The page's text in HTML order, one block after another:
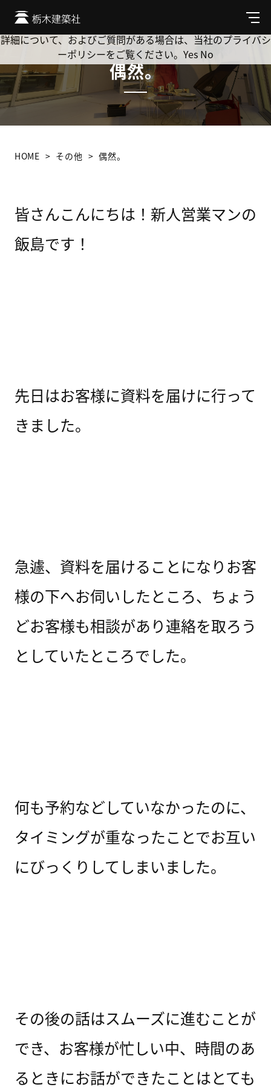
メ
ニ
ュ
偶然。
HOME その他 偶然。
皆さんこんにちは！新人営業マンの
飯島です！
先日はお客様に資料を届けに行って
きました。
急遽、資料を届けることになりお客
様の下へお伺いしたところ、ちょう
どお客様も相談があり連絡を取ろう
としていたところでした。
何も予約などしていなかったのに、
タイミングが重なったことでお互い
にびっくりしてしまいました。
その後の話はスムーズに進むことが
でき、お客様が忙しい中、時間のあ
るときにお話ができたことはとても
Cookie を使用して、お客様の活動を追跡してもよろしいです
か? 当社ではお客様のプライバシーを極めて重視しています。
詳細について、およびご質問がある場合は、当社のプライバシ
ーポリシーをご覧ください。 Yes No